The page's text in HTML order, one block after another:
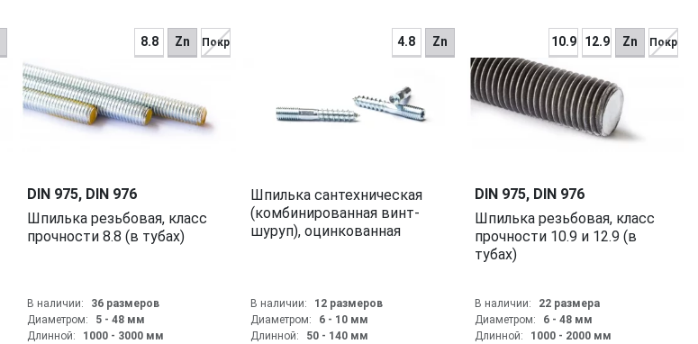
8.8 Zn Покр
DIN 975, DIN 976
Шпилька резьбовая, класс
прочности 8.8 (в тубах)
В наличии:
36 размеров
Диаметром:
5 - 48 мм
Длинной:
1000 - 3000 мм
4.8 Zn
Шпилька сантехническая
(комбинированная винт-
шуруп), оцинкованная
В наличии:
12 размеров
Диаметром:
6 - 10 мм
Длинной:
50 - 140 мм
10.9 12.9 Zn Покр
DIN 975, DIN 976
Шпилька резьбовая, класс
прочности 10.9 и 12.9 (в
тубах)
В наличии:
22 размера
Диаметром:
6 - 48 мм
Длинной:
1000 - 2000 мм